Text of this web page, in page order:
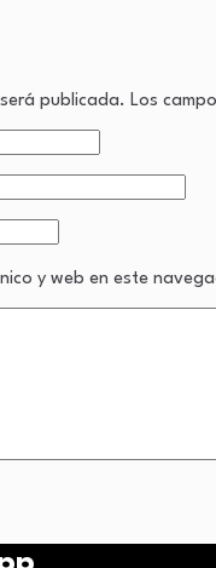
publicada. Los
y web en este